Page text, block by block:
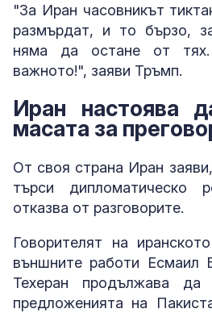
"За Иран часовникът
размърдат, и то бързо,
няма да остане от
важното!", заяви Тръмп.
Иран настоява
масата за
От своя страна Иран
търси
отказва от разговорите.
Говорителят на
външните работи Есмаил
Техеран продължава
предложенията на